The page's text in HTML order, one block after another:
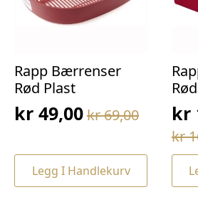
Rapp Bærrenser
Rød Plast
kr69,00
Opprinnelig
var:
kr 69,00.
kr 49,00
Nåværende
er:
kr 49,00.
Legg I Handlekurv
kr
kr
er: